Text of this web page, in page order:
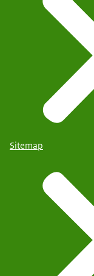
Sitemap